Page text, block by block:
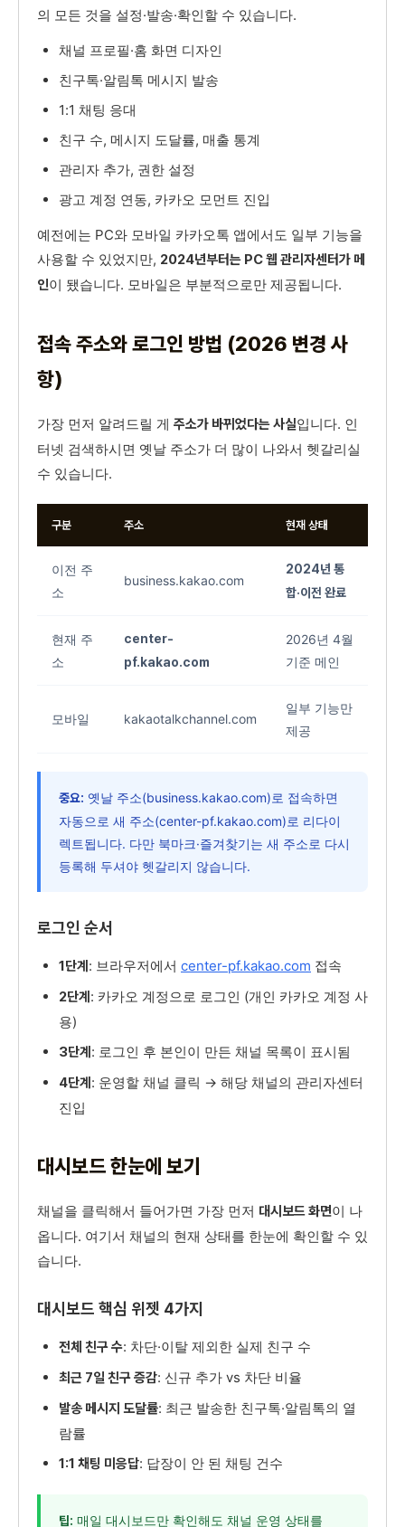
의 모든 것을 설정·발송·확인할 수 있습니다.
채널 프로필·홈 화면 디자인
친구톡·알림톡 메시지 발송
1:1 채팅 응대
친구 수, 메시지 도달률, 매출 통계
관리자 추가, 권한 설정
광고 계정 연동, 카카오 모먼트 진입
예전에는 PC와 모바일 카카오톡 앱에서도 일부 기능을
사용할 수 있었지만, 2024년부터는 PC 웹 관리자센터가 메
인이 됐습니다. 모바일은 부분적으로만 제공됩니다.
접속 주소와 로그인 방법 (2026 변경 사
항)
가장 먼저 알려드릴 게 주소가 바뀌었다는 사실입니다. 인
터넷 검색하시면 옛날 주소가 더 많이 나와서 헷갈리실
수 있습니다.
구분 주소 현재 상태
이전 주
소
business.kakao.com
2024년 통
합·이전 완료
현재 주
소
center-
pf.kakao.com
2026년 4월
기준 메인
모바일 kakaotalkchannel.com
일부 기능만
제공
중요: 옛날 주소(business.kakao.com)로 접속하면
자동으로 새 주소(center-pf.kakao.com)로 리다이
렉트됩니다. 다만 북마크·즐겨찾기는 새 주소로 다시
등록해 두셔야 헷갈리지 않습니다.
로그인 순서
1단계 : 브라우저에서 center-pf.kakao.com 접속
2단계 : 카카오 계정으로 로그인 (개인 카카오 계정 사
용)
3단계 : 로그인 후 본인이 만든 채널 목록이 표시됨
4단계 : 운영할 채널 클릭 → 해당 채널의 관리자센터
진입
대시보드 한눈에 보기
채널을 클릭해서 들어가면 가장 먼저 대시보드 화면이 나
옵니다. 여기서 채널의 현재 상태를 한눈에 확인할 수 있
습니다.
대시보드 핵심 위젯 4가지
전체 친구 수: 차단·이탈 제외한 실제 친구 수
최근 7일 친구 증감: 신규 추가 vs 차단 비율
발송 메시지 도달률: 최근 발송한 친구톡·알림톡의 열
람률
1:1 채팅 미응답: 답장이 안 된 채팅 건수
팁: 매일 대시보드만 확인해도 채널 운영 상태를